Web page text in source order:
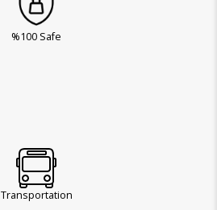
%100 Safe
Transportation